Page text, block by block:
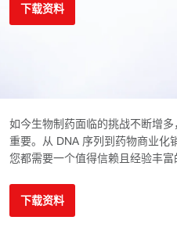
下载资料
如今生物制药面临的挑战不断增
重要。从 DNA 序列到药物商业化
您都需要一个值得信赖且经验丰富
下载资料